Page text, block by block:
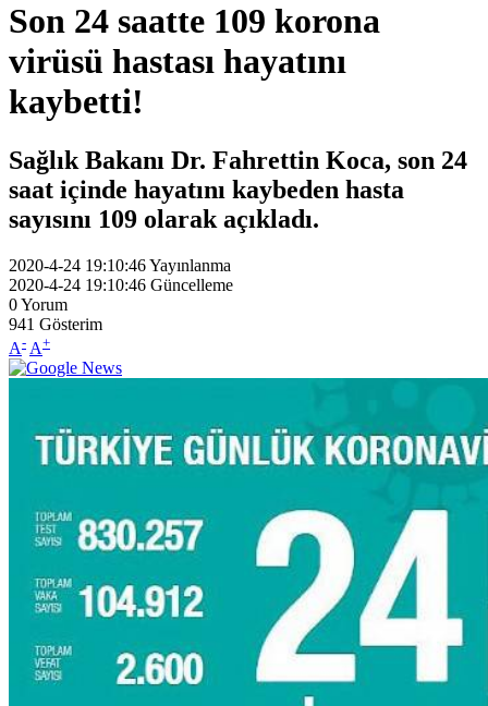
Son 24 saatte 109 korona
virüsü hastası hayatını
kaybetti!
Sağlık Bakanı Dr. Fahrettin Koca, son 24
saat içinde hayatını kaybeden hasta
sayısını 109 olarak açıkladı.
2020-4-24 19:10:46Yayınlanma
2020-4-24 19:10:46 Güncelleme
0Yorum
941 Gösterim
A- A+